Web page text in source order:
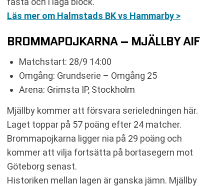
Läs mer om Halmstads BK vs Hammarby >
BROMMAPOJKARNA – MJÄLLBY AIF
Matchstart: 28/9 14:00
Omgång: Grundserie – Omgång 25
Arena: Grimsta IP, Stockholm
Mjällby kommer att försvara serieledningen här.
Laget toppar på 57 poäng efter 24 matcher.
Brommapojkarna ligger nia på 29 poäng och
kommer att vilja fortsätta på bortasegern mot
Göteborg senast.
Historiken mellan lagen är ganska jämn. Mjällby